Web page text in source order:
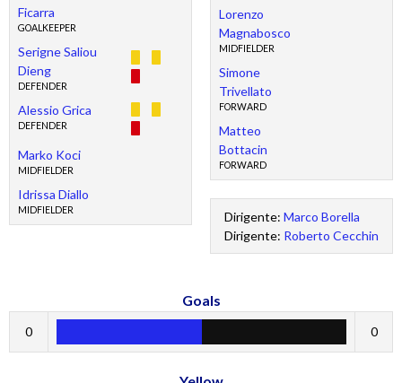
Ficarra
GOALKEEPER
Serigne Saliou
Dieng
DEFENDER
Alessio Grica
DEFENDER
Marko Koci
MIDFIELDER
Idrissa Diallo
MIDFIELDER
Lorenzo
Magnabosco
MIDFIELDER
Simone
Trivellato
FORWARD
Matteo
Bottacin
FORWARD
Dirigente: Marco Borella
Dirigente: Roberto Cecchin
Goals
0 0